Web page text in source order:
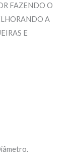
FAZENDO O
A
E